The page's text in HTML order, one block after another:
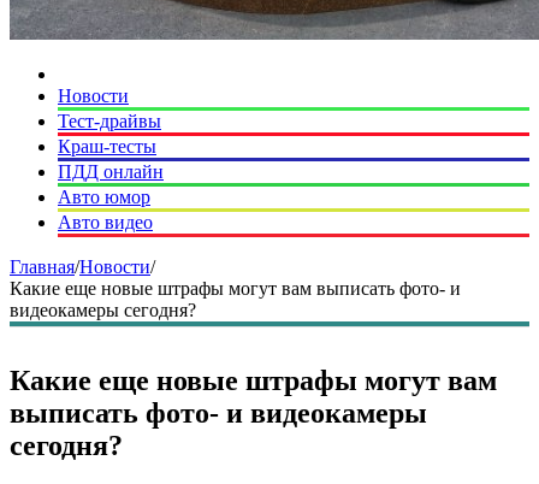
Новости
Тест-драйвы
Краш-тесты
ПДД онлайн
Авто юмор
Авто видео
Главная/Новости/
Какие еще новые штрафы могут вам выписать фото- и
видеокамеры сегодня?
Какие еще новые штрафы могут вам
выписать фото- и видеокамеры
сегодня?